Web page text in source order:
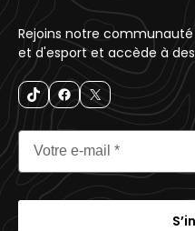
Rejoins notre
et d'esport et accède à